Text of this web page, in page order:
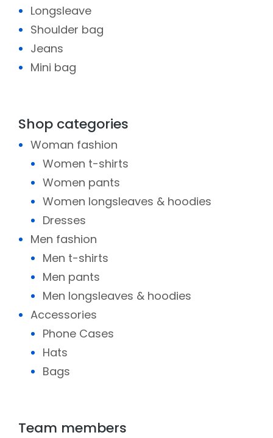
Longsleave
Shoulder bag
Jeans
Mini bag
Shop categories
Woman fashion
Women t-shirts
Women pants
Women longsleaves & hoodies
Dresses
Men fashion
Men t-shirts
Men pants
Men longsleaves & hoodies
Accessories
Phone Cases
Hats
Bags
Team members